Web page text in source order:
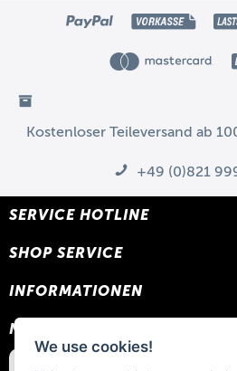
Kostenloser Teileversand ab
+49 (0)821
SERVICE HOTLINE
SHOP SERVICE
INFORMATIONEN
NEWSLETTER
We use cookies!